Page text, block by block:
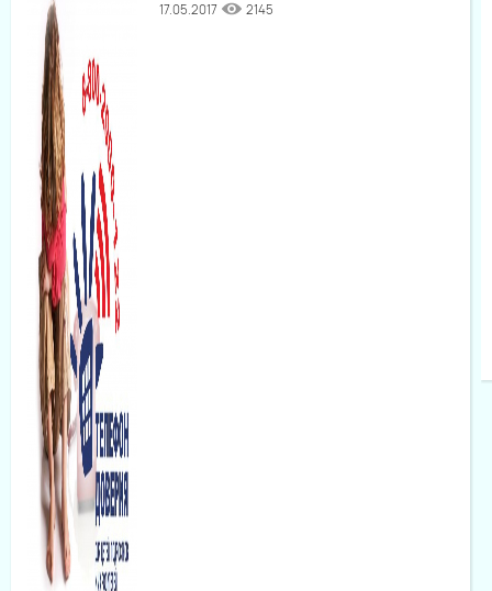
17.05.2017 2145